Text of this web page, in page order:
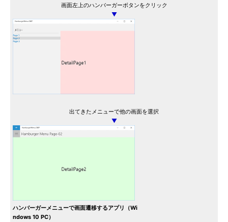
画面左上のハンバーガーボタンをクリック
▼
出てきたメニューで他の画面を選択
▼
ハンバーガーメニューで画面遷移するアプリ（Wi
ndows 10 PC）